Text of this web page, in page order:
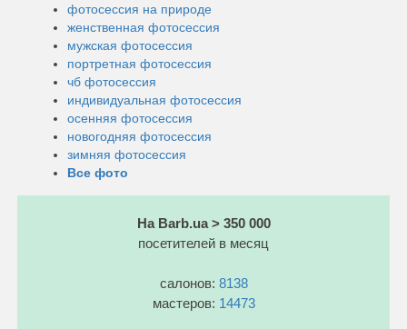
фотосессия на природе
женственная фотосессия
мужская фотосессия
портретная фотосессия
чб фотосессия
индивидуальная фотосессия
осенняя фотосессия
новогодняя фотосессия
зимняя фотосессия
Все фото
На Barb.ua > 350 000
посетителей в месяц
салонов: 8138
мастеров: 14473